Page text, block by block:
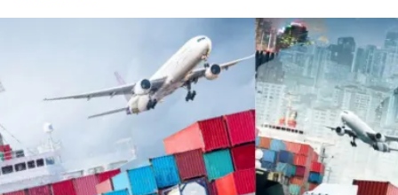
Çadır
Yazı Tahtaları Pet Malzemeleri